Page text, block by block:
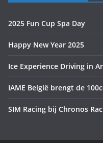
2025 Fun Cup Spa Day
Happy New Year 2025
Ice Experience Driving in
IAME België brengt de
SIM Racing bij Chronos